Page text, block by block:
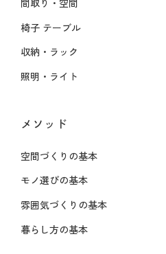
椅子 テーブル
収納・ラック
照明・ライト
メソッド
空間づくりの基本
モノ選びの基本
雰囲気づくりの基本
暮らし方の基本